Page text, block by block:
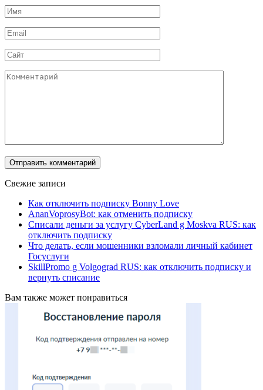
Имя
*
Email
*
Сайт
Комментарий
Свежие записи
Как отключить подписку Bonny Love
AnanVoprosyBot: как отменить подписку
Списали деньги за услугу CyberLand g Moskva RUS: как
отключить подписку
Что делать, если мошенники взломали личный кабинет
Госуслуги
SkillPromo g Volgograd RUS: как отключить подписку и
вернуть списание
Вам также может понравиться